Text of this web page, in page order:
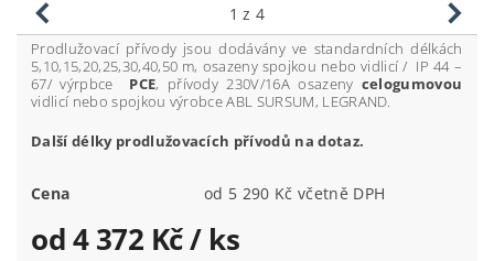
1 z 4
Prodlužovací přívody jsou dodávány ve standardních délkách
5,10,15,20,25,30,40,50 m, osazeny spojkou nebo vidlicí / IP 44 –
67/ výrpbce PCE, přívody 230V/16A osazeny celogumovou
vidlicí nebo spojkou výrobce ABL SURSUM, LEGRAND.
Další délky prodlužovacích přívodů na dotaz.
Cena od 5 290 Kč včetně DPH
od 4 372 Kč/ ks